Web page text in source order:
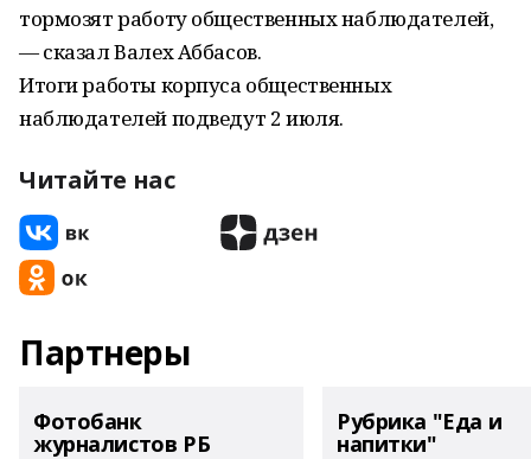
тормозят работу общественных наблюдателей,
— сказал Валех Аббасов.
Итоги работы корпуса общественных
наблюдателей подведут 2 июля.
Читайте нас
Партнеры
Фотобанк
журналистов РБ
Рубрика "Еда и
напитки"